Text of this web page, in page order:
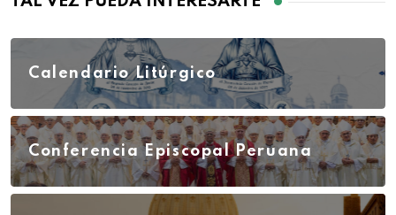
Calendario Litúrgico
Conferencia Episcopal Peruana